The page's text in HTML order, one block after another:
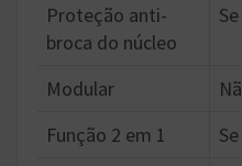
Proteção anti-
broca do núcleo
Se
Modular
Função 2 em 1
Se